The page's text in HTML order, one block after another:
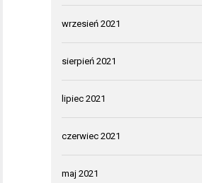
wrzesień 2021
sierpień 2021
lipiec 2021
czerwiec 2021
maj 2021